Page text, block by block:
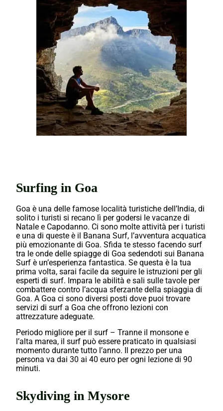
Surfing in Goa
Goa è una delle famose località turistiche dell’India, di
solito i turisti si recano lì per godersi le vacanze di
Natale e Capodanno. Ci sono molte attività per i turisti
e una di queste è il Banana Surf, l’avventura acquatica
più emozionante di Goa. Sfida te stesso facendo surf
tra le onde delle spiagge di Goa sedendoti sui Banana
Surf è un’esperienza fantastica. Se questa è la tua
prima volta, sarai facile da seguire le istruzioni per gli
esperti di surf. Impara le abilità e sali sulle tavole per
combattere contro l’acqua sferzante della spiaggia di
Goa. A Goa ci sono diversi posti dove puoi trovare
servizi di surf a Goa che offrono lezioni con
attrezzature adeguate.
Periodo migliore per il surf – Tranne il monsone e
l’alta marea, il surf può essere praticato in qualsiasi
momento durante tutto l’anno. Il prezzo per una
persona va dai 30 ai 40 euro per ogni lezione di 90
minuti.
Skydiving in Mysore